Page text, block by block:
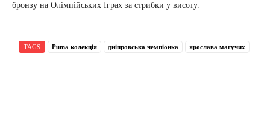
бронзу на Олімпійських Іграх за стрибки у висоту.
TAGS Puma колекція дніпровська чемпіонка ярослава магучих